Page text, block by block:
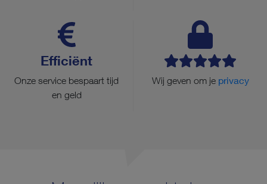
Efficiënt
Onze service bespaart tijd
en geld
Wij geven om je privacy